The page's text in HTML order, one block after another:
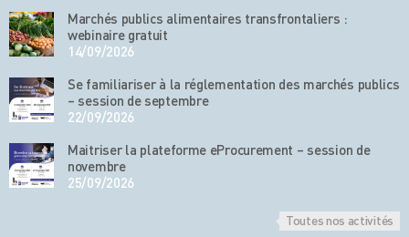
Marchés publics alimentaires transfrontaliers :
webinaire gratuit
14/09/2026
Se familiariser à la réglementation des marchés publics
– session de septembre
22/09/2026
Maitriser la plateforme eProcurement – session de
novembre
25/09/2026
Toutes nos activités